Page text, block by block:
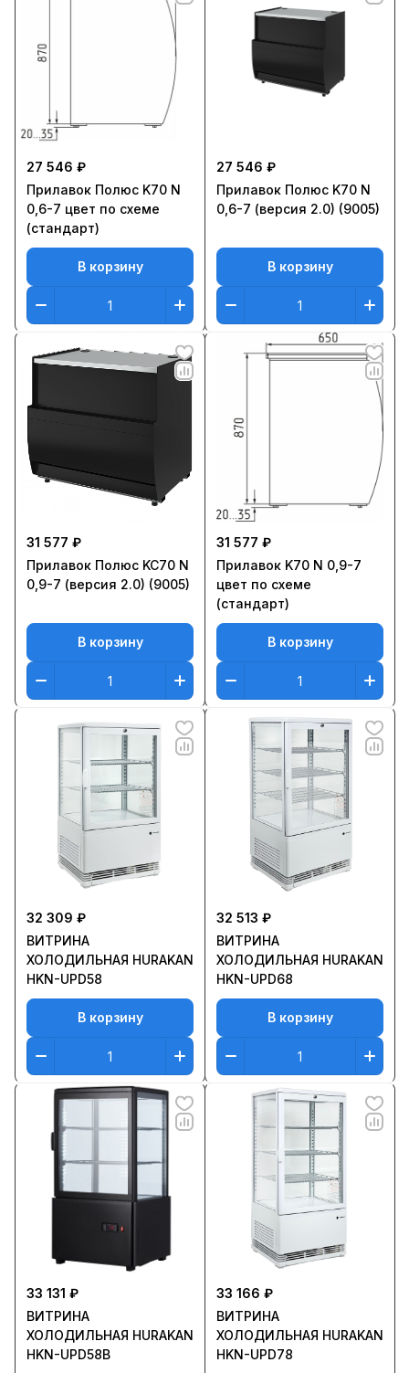
27 546 ₽
Прилавок Полюс K70 N
0,6-7 цвет по схеме
(стандарт)
В корзину
27 546 ₽
Прилавок Полюс K70 N
0,6-7 (версия 2.0) (9005)
В корзину
31 577 ₽
Прилавок Полюс KC70 N
0,9-7 (версия 2.0) (9005)
В корзину
31 577 ₽
Прилавок K70 N 0,9-7
цвет по схеме
(стандарт)
В корзину
32 309 ₽
ВИТРИНА
ХОЛОДИЛЬНАЯ HURAKAN
HKN-UPD58
В корзину
32 513 ₽
ВИТРИНА
ХОЛОДИЛЬНАЯ HURAKAN
HKN-UPD68
В корзину
33 131 ₽
ВИТРИНА
ХОЛОДИЛЬНАЯ HURAKAN
HKN-UPD58B
33 166 ₽
ВИТРИНА
ХОЛОДИЛЬНАЯ HURAKAN
HKN-UPD78